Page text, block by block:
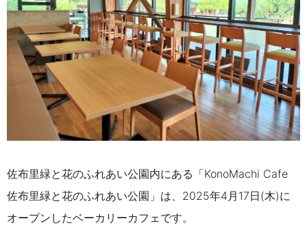
佐布里緑と花のふれあい公園内にある「KonoMachi Cafe
佐布里緑と花のふれあい公園」は、2025年4月17日(木)に
オープンしたベーカリーカフェです。